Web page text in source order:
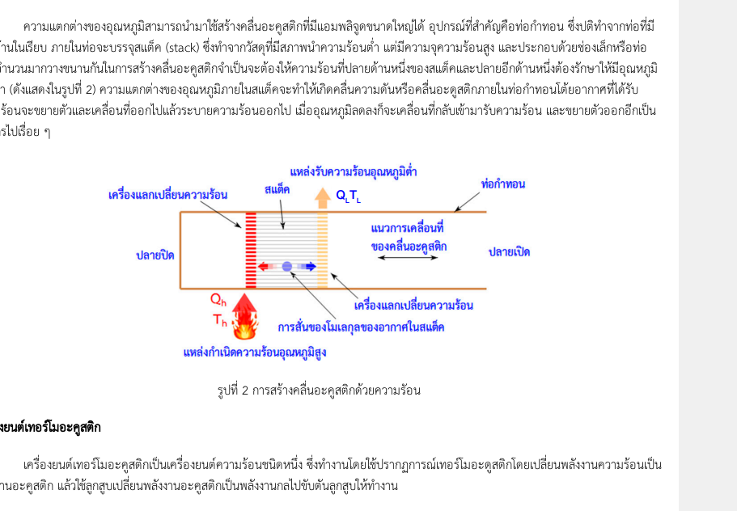
มแตกต่างของอุณหภูมิสามารถนำมาใช้สร้างคลื่นอะคูสติกที่มีแอมพลิจูดขนาดใหญ่ได้ อุปกรณ์ที่สำคัญคือท่อกำทอน ซึ่งปติทำจากท่อที่มี
นในเรียบ ภายในท่อจะบรรจุสแต็ค (stack) ซึ่งทำจากวัสดุที่มีสภาพนำความร้อนต่ำ แต่มีความจุความร้อนสูง และประกอบด้วยช่องเล็กหรือท่อ
ำนวนมากวางขนานกันในการสร้างคลื่นอะคูสติกจำเป็นจะต้องให้ความร้อนที่ปลายด้านหนึ่งของสแต็คและปลายอีกด้านหนึ่งต้องรักษาให้มีอุณหภูมิ
(ดังแสดงในรูปที่ 2) ความแตกต่างของอุณหภูมิภายในสแต็คจะทำให้เกิดคลื่นความดันหรือคลื่นอะดูสติกภายในท่อกำทอนโต้ยอากาศที่ได้รับ
อนจะขยายตัวและเคลื่อนที่ออกไปแล้วระบายความร้อนออกไป เมื่ออุณหภูมิลดลงก็จะเคลื่อนที่กลับเข้ามารับความร้อน และขยายตัวออกอีกเป็น
ไปเรื่อย ๆ
รูปที่ 2 การสร้างคลื่นอะคูสติกด้วยความรัอน
ยนต์เทอร์โมอะคูสติก
องยนต์เทอร์โมอะคูสติกเป็นเครื่องยนต์ความร้อนชนิดหนึ่ง ซึ่งทำงานโดยใช้ปรากฏการณ์เทอร์โมอะดูสติกโดยเปลี่ยนพลังงานความร้อนเป็น
นอะคูสติก แล้วใช้ลูกสูบเปลี่ยนพลังงานอะคูสติกเป็นพลังงานกลไปขับตันลูกสูบให้ทำงาน